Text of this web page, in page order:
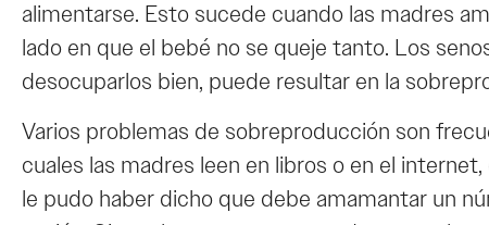
alimentarse. Esto sucede cuando las madres
lado en que el bebé no se queje tanto. Los
desocuparlos bien, puede resultar en la
Varios problemas de sobreproducción son
cuales las madres leen en libros o en el
le pudo haber dicho que debe amamantar un